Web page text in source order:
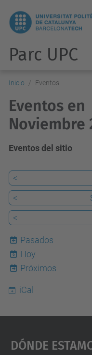
Parc UPC
Inicio Eventos
Eventos en
Noviembre
Eventos del sitio
<
<
<
Pasados
6
Hoy
Próximos
iCal
Dónde